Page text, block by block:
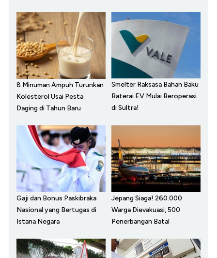
8 Minuman Ampuh Turunkan
Kolesterol Usai Pesta
Daging di Tahun Baru
Smelter Raksasa Bahan Baku
Baterai EV Mulai Beroperasi
di Sultra!
Gaji dan Bonus Paskibraka
Nasional yang Bertugas di
Istana Negara
Jepang Siaga! 260.000
Warga Dievakuasi, 500
Penerbangan Batal